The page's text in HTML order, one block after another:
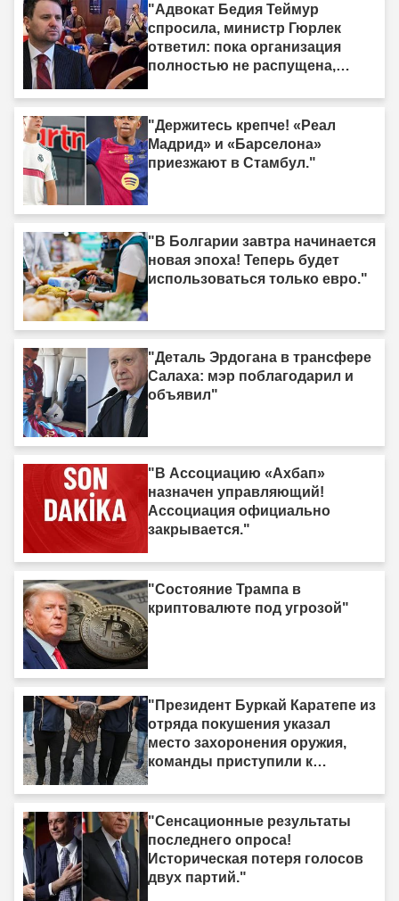
"Адвокат Бедия Теймур
спросила, министр Гюрлек
ответил: пока организация
полностью не распущена,
"Держитесь крепче! «Реал
Мадрид» и «Барселона»
приезжают в Стамбул."
"В Болгарии завтра начинается
новая эпоха! Теперь будет
использоваться только евро."
"Деталь Эрдогана в трансфере
Салаха: мэр поблагодарил и
объявил"
"В Ассоциацию «Ахбап»
назначен управляющий!
Ассоциация официально
закрывается."
"Состояние Трампа в
криптовалюте под угрозой"
"Президент Буркай Каратепе из
отряда покушения указал
место захоронения оружия,
команды приступили к
"Сенсационные результаты
последнего опроса!
Историческая потеря голосов
двух партий."